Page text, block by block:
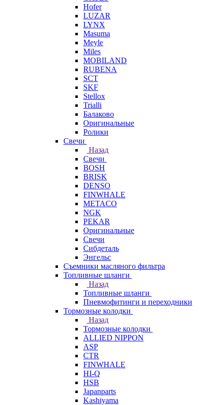
Hofer
LUZAR
LYNX
Masuma
Meyle
Miles
MOBILAND
RUBENA
SCT
SKF
Stellox
Trialli
Балаково
Оригинальные
Ролики
Свечи
Назад
Свечи
BOSH
BRISK
DENSO
FINWHALE
METACO
NGK
PEKAR
Оригинальные
Свечи
Сибдеталь
Энгельс
Съемники масляного фильтра
Топливные шланги
Назад
Топливные шланги
Пневмофитинги и переходники
Тормозные колодки
Назад
Тормозные колодки
ALLIED NIPPON
ASP
CTR
FINWHALE
HI-Q
HSB
Japanparts
Kashiyama